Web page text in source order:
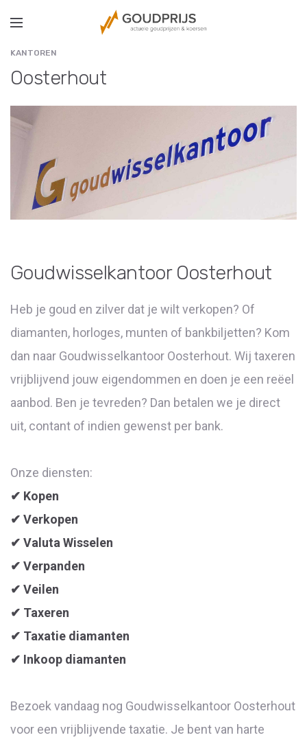
KANTOREN
Oosterhout
Goudwisselkantoor Oosterhout
Heb je goud en zilver dat je wilt verkopen? Of
diamanten, horloges, munten of bankbiljetten? Kom
dan naar Goudwisselkantoor Oosterhout. Wij taxeren
vrijblijvend jouw eigendommen en doen je een reëel
aanbod. Ben je tevreden? Dan betalen we je direct
uit, contant of indien gewenst per bank.
Onze diensten:
✔ Kopen
✔ Verkopen
✔ Valuta Wisselen
✔ Verpanden
✔ Veilen
✔ Taxeren
✔ Taxatie diamanten
✔ Inkoop diamanten
Bezoek vandaag nog Goudwisselkantoor Oosterhout
voor een vrijblijvende taxatie. Je bent van harte